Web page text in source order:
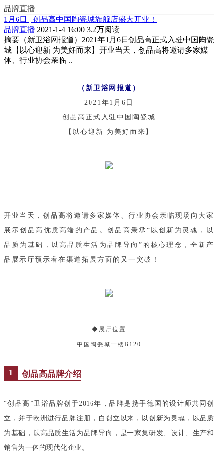
品牌直播
1月6日 | 创品高中国陶瓷城旗舰店盛大开业！
品牌直播 2021-1-4 16:00 3.2万阅读
摘要 （新卫浴网报道）2021年1月6日创品高正式入驻中国陶瓷
城【以心迎新 为美好而来】开业当天，创品高将邀请多家媒
体、行业协会亲临 ...
（新卫浴网报道）
2021 年1月6日
创品高 正式入驻中国陶瓷城
【以心迎新 为美好而来】
开业当天，创品高将邀请多家媒体、行业协会亲临现场 向大家
展示创品高优质高端的产品。创品高秉承“以创新为灵魂，以
品质为基础，以高品质生活为品牌导向”的核心理念，全新产
品展示厅预示着在渠道拓展方面的又一突破！
◆ 展厅位置
中国陶瓷城一楼B120
1 创品高品牌介绍
“创品高”卫浴品牌创于2016年，品牌是携手德国的设计师共同创
立，并于欧洲进行品牌注册，自创立以来，以创新为灵魂，以品质
为基础，以高品质生活为品牌导向，是一家集研发、设计、生产和
销售为一体的现代化企业。